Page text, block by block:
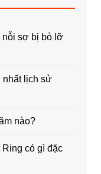
nỗi sợ bị bỏ lỡ
nhất lịch sử
nào?
Ring có gì đặc